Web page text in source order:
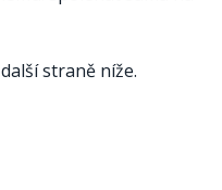
straně níže.